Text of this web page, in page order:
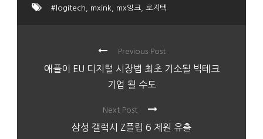
#logitech mxink mx잉크 로지텍
Previous Post
애플이 EU 디지털 시장법 최초 기소될 빅테크
기업 될 수도
Next Post
삼성 갤럭시 Z플립 6 제원 유출